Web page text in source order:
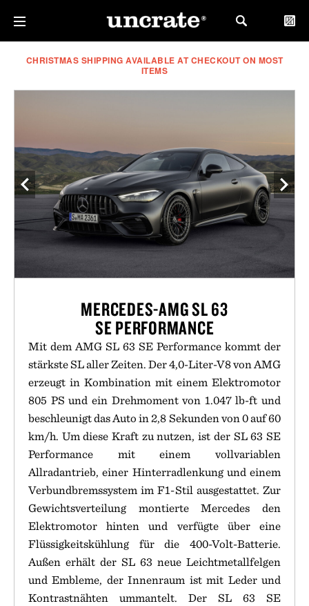
CHRISTMAS SHIPPING AVAILABLE AT CHECKOUT ON MOST
ITEMS
MERCEDES-AMG SL 63
SE PERFORMANCE
Mit dem AMG SL 63 SE Performance kommt der
stärkste SL aller Zeiten. Der 4,0-Liter-V8 von AMG
erzeugt in Kombination mit einem Elektromotor
805 PS und ein Drehmoment von 1.047 lb-ft und
beschleunigt das Auto in 2,8 Sekunden von 0 auf 60
km/h. Um diese Kraft zu nutzen, ist der SL 63 SE
Performance mit einem vollvariablen
Allradantrieb, einer Hinterradlenkung und einem
Verbundbremssystem im F1-Stil ausgestattet. Zur
Gewichtsverteilung montierte Mercedes den
Elektromotor hinten und verfügte über eine
Flüssigkeitskühlung für die 400-Volt-Batterie.
Außen erhält der SL 63 neue Leichtmetallfelgen
und Embleme, der Innenraum ist mit Leder und
Kontrastnähten ummantelt. Der SL 63 SE